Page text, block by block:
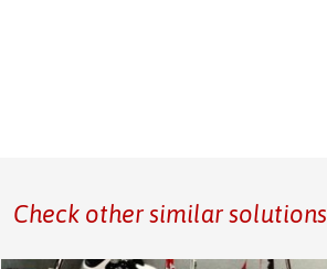
Check other similar solutions